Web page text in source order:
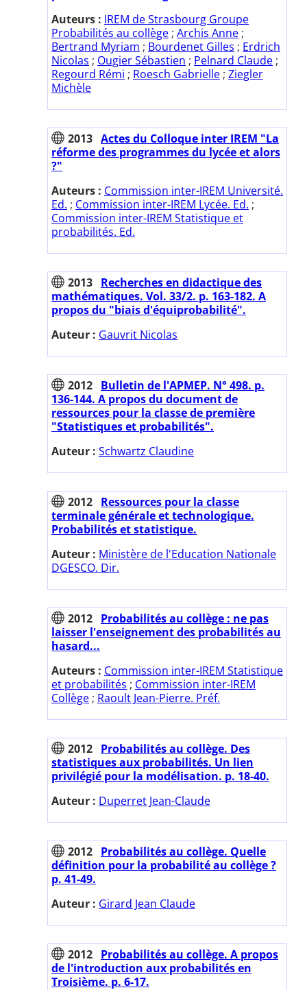
Auteurs : IREM de Strasbourg Groupe
Probabilités au collège ; Archis Anne ;
Bertrand Myriam ; Bourdenet Gilles ; Erdrich
Nicolas ; Ougier Sébastien ; Pelnard Claude ;
Regourd Rémi ; Roesch Gabrielle ; Ziegler
Michèle
2013 Actes du Colloque inter IREM "La
réforme des programmes du lycée et alors
?"
Auteurs : Commission inter-IREM Université.
Ed. ; Commission inter-IREM Lycée. Ed. ;
Commission inter-IREM Statistique et
probabilités. Ed.
2013 Recherches en didactique des
mathématiques. Vol. 33/2. p. 163-182. A
propos du "biais d'équiprobabilité".
Auteur : Gauvrit Nicolas
2012 Bulletin de l'APMEP. N° 498. p.
136-144. A propos du document de
ressources pour la classe de première
"Statistiques et probabilités".
Auteur : Schwartz Claudine
2012 Ressources pour la classe
terminale générale et technologique.
Probabilités et statistique.
Auteur : Ministère de l'Education Nationale
DGESCO. Dir.
2012 Probabilités au collège : ne pas
laisser l'enseignement des probabilités au
hasard...
Auteurs : Commission inter-IREM Statistique
et probabilités ; Commission inter-IREM
Collège ; Raoult Jean-Pierre. Préf.
2012 Probabilités au collège. Des
statistiques aux probabilités. Un lien
privilégié pour la modélisation. p. 18-40.
Auteur : Duperret Jean-Claude
2012 Probabilités au collège. Quelle
définition pour la probabilité au collège ?
p. 41-49.
Auteur : Girard Jean Claude
2012 Probabilités au collège. A propos
de l'introduction aux probabilités en
Troisième. p. 6-17.